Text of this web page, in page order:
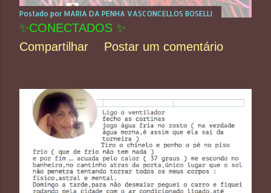
Postado por MARIA DA PENHA VASCONCELLOS BOSELLI
✨CONECTADOS ✨
Compartilhar
Postar um comentário